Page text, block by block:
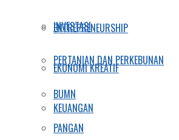
INVESTASI
PERTANIAN DAN PERKEBUNAN
BUMN
PANGAN
ENTREPRENEURSHIP
EKONOMI KREATIF
KEUANGAN